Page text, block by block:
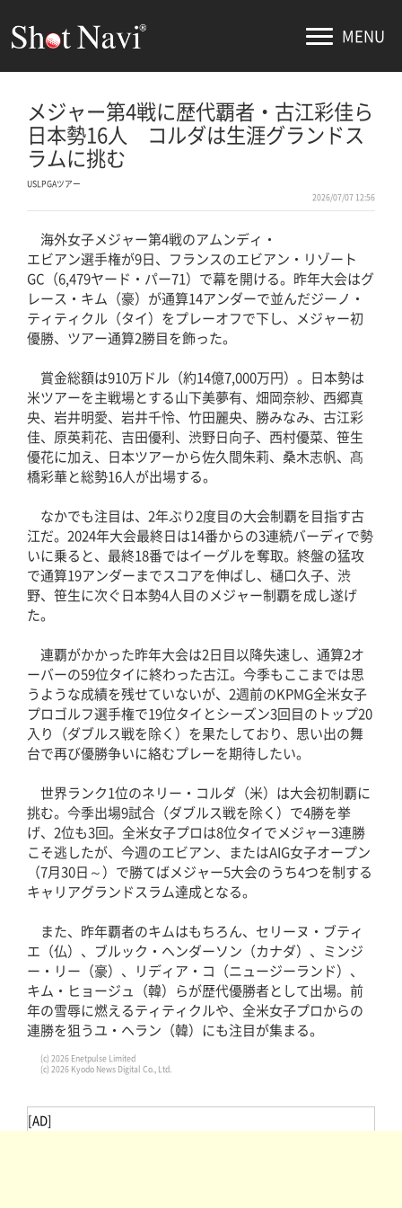
MENU
メジャー第4戦に歴代覇者・古江彩佳ら
日本勢16人 コルダは生涯グランドス
ラムに挑む
USLPGAツアー
2026/07/07 12:56
海外女子メジャー第4戦のアムンディ・
エビアン選手権が9日、フランスのエビアン・リゾート
GC（6,479ヤード・パー71）で幕を開ける。昨年大会はグ
レース・キム（豪）が通算14アンダーで並んだジーノ・
ティティクル（タイ）をプレーオフで下し、メジャー初
優勝、ツアー通算2勝目を飾った。
賞金総額は910万ドル（約14億7,000万円）。日本勢は
米ツアーを主戦場とする山下美夢有、畑岡奈紗、西郷真
央、岩井明愛、岩井千怜、竹田麗央、勝みなみ、古江彩
佳、原英莉花、吉田優利、渋野日向子、西村優菜、笹生
優花に加え、日本ツアーから佐久間朱莉、桑木志帆、髙
橋彩華と総勢16人が出場する。
なかでも注目は、2年ぶり2度目の大会制覇を目指す古
江だ。2024年大会最終日は14番からの3連続バーディで勢
いに乗ると、最終18番ではイーグルを奪取。終盤の猛攻
で通算19アンダーまでスコアを伸ばし、樋口久子、渋
野、笹生に次ぐ日本勢4人目のメジャー制覇を成し遂げ
た。
連覇がかかった昨年大会は2日目以降失速し、通算2オ
ーバーの59位タイに終わった古江。今季もここまでは思
うような成績を残せていないが、2週前のKPMG全米女子
プロゴルフ選手権で19位タイとシーズン3回目のトップ20
入り（ダブルス戦を除く）を果たしており、思い出の舞
台で再び優勝争いに絡むプレーを期待したい。
世界ランク1位のネリー・コルダ（米）は大会初制覇に
挑む。今季出場9試合（ダブルス戦を除く）で4勝を挙
げ、2位も3回。全米女子プロは8位タイでメジャー3連勝
こそ逃したが、今週のエビアン、またはAIG女子オープン
（7月30日～）で勝てばメジャー5大会のうち4つを制する
キャリアグランドスラム達成となる。
また、昨年覇者のキムはもちろん、セリーヌ・ブティ
エ（仏）、ブルック・ヘンダーソン（カナダ）、ミンジ
ー・リー（豪）、リディア・コ（ニュージーランド）、
キム・ヒョージュ（韓）らが歴代優勝者として出場。前
年の雪辱に燃えるティティクルや、全米女子プロからの
連勝を狙うユ・ヘラン（韓）にも注目が集まる。
(c) 2026 Enetpulse Limited
(c) 2026 Kyodo News Digital Co., Ltd.
[AD]